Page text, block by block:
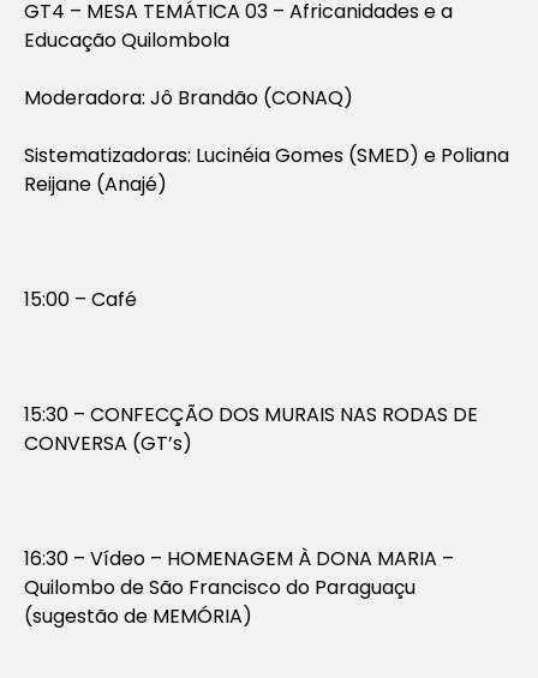
GT4 – MESA TEMÁTICA 03 – Africanidades e a
Educação Quilombola
Moderadora: Jô Brandão (CONAQ)
Sistematizadoras: Lucinéia Gomes (SMED) e Poliana
Reijane (Anajé)
15:00 – Café
15:30 – CONFECÇÃO DOS MURAIS NAS RODAS DE
CONVERSA (GT’s)
16:30 – Vídeo – HOMENAGEM À DONA MARIA –
Quilombo de São Francisco do Paraguaçu
(sugestão de MEMÓRIA)